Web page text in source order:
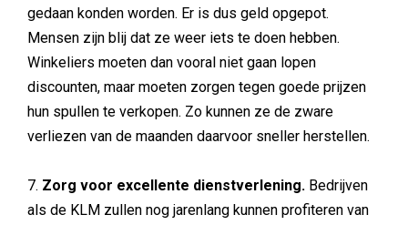
gedaan konden worden. Er is dus geld opgepot.
Mensen zijn blij dat ze weer iets te doen hebben.
Winkeliers moeten dan vooral niet gaan lopen
discounten, maar moeten zorgen tegen goede prijzen
hun spullen te verkopen. Zo kunnen ze de zware
verliezen van de maanden daarvoor sneller herstellen.
7. Zorg voor excellente dienstverlening. Bedrijven
als de KLM zullen nog jarenlang kunnen profiteren van